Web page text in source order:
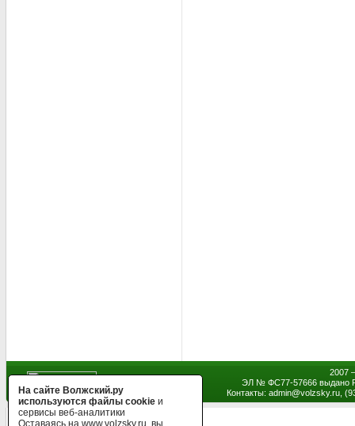
2007
ЭЛ № ФС77-57666 выдано
Контакты: admin@volzsky.ru,
На сайте Волжский.ру
используются файлы cookie и
сервисы веб-аналитики
Оставаясь на www.volzsky.ru, вы